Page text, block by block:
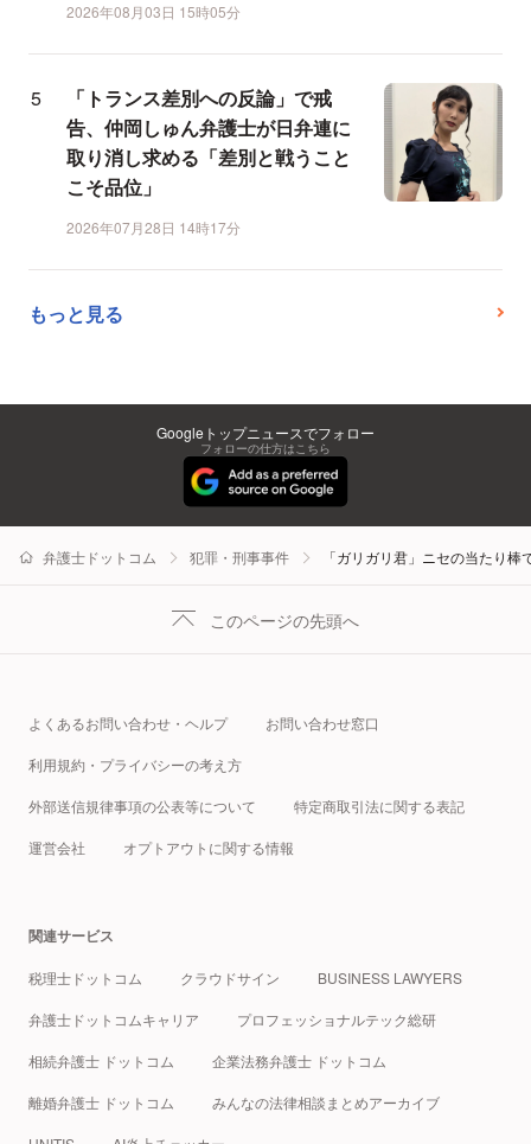
2026年08月03日 15時05分
「トランス差別への反論」で戒
告、仲岡しゅん弁護士が日弁連に
取り消し求める「差別と戦うこと
こそ品位」
2026年07月28日 14時17分
もっと見る
Googleトップニュースでフォロー
フォローの仕方はこちら
弁護士ドットコム 犯罪・刑事事件 「ガリガリ君」ニセの当たり
このページの先頭へ
よくあるお問い合わせ・ヘルプ お問い合わせ窓口
利用規約・プライバシーの考え方
外部送信規律事項の公表等について 特定商取引法に関する表記
運営会社 オプトアウトに関する情報
関連サービス
税理士ドットコム クラウドサイン BUSINESS LAWYERS
弁護士ドットコムキャリア プロフェッショナルテック総研
相続弁護士 ドットコム 企業法務弁護士 ドットコム
離婚弁護士 ドットコム みんなの法律相談まとめアーカイブ